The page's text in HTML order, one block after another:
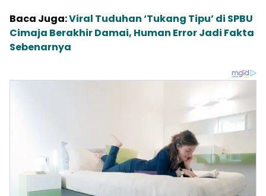
Baca Juga:Viral Tuduhan ‘Tukang Tipu’ di SPBU
Cimaja Berakhir Damai, Human Error Jadi Fakta
Sebenarnya